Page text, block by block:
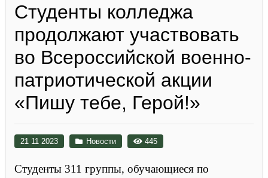
Студенты колледжа
продолжают участвовать
во Всероссийской военно-
патриотической акции
«Пишу тебе, Герой!»
21 11 2023 Новости 445
Студенты 311 группы, обучающиеся по